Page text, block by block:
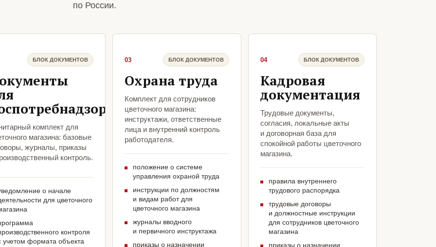
по России.
БЛОК ДОКУМЕНТОВ
комплект для
магазина: базовые
журналы, приказы
контроль.
о начале
для цветочного
контроля
учетом формата объекта
03 БЛОК ДОКУМЕНТОВ
Охрана труда
Комплект для сотрудников
цветочного магазина:
инструктажи, ответственные
лица и внутренний контроль
работодателя.
положение о системе
управления охраной труда
инструкции по должностям
и видам работ для
цветочного магазина
журналы вводного
и первичного инструктажа
приказы о назначении
04 БЛОК ДОКУМЕНТОВ
Кадровая
документация
Трудовые документы,
согласия, локальные акты
и договорная база для
спокойной работы цветочного
магазина.
правила внутреннего
трудового распорядка
трудовые договоры
и должностные инструкции
для сотрудников цветочного
магазина
приказы о назначении